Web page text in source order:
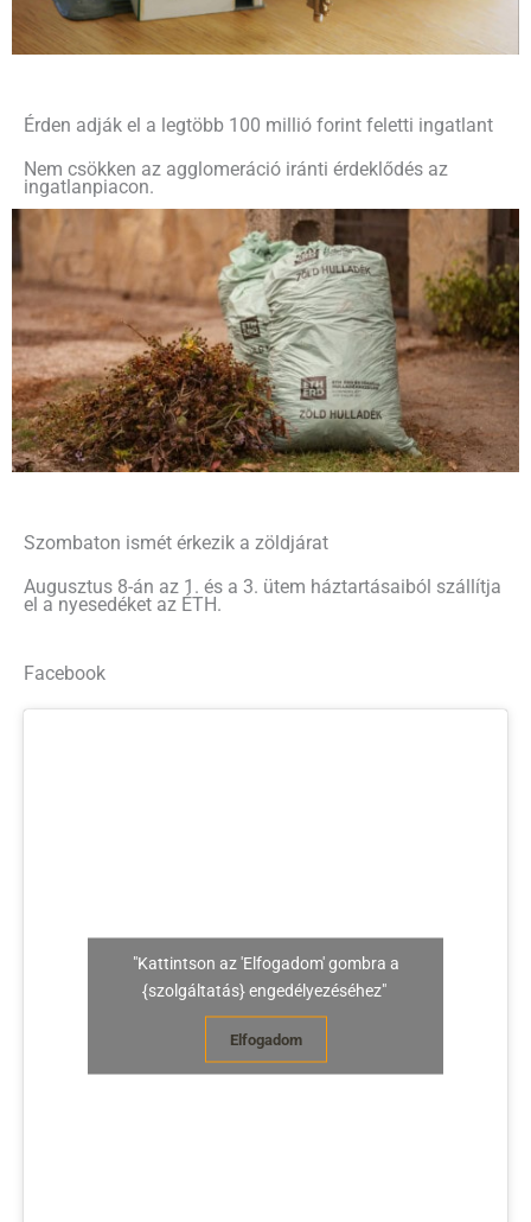
Érden adják el a legtöbb 100 millió forint feletti ingatlant
Nem csökken az agglomeráció iránti érdeklődés az
ingatlanpiacon.
Szombaton ismét érkezik a zöldjárat
Augusztus 8-án az 1. és a 3. ütem háztartásaiból szállítja
el a nyesedéket az ÉTH.
Facebook
"Kattintson az 'Elfogadom' gombra a
{szolgáltatás} engedélyezéséhez"
Elfogadom